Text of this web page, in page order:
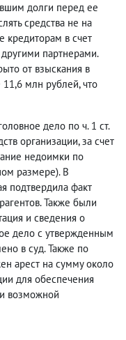
долги перед ее
средства не на
кредиторам в счет
партнерами.
от взыскания в
млн рублей, что
дело по ч. 1 ст.
организации, за счет
недоимки по
размере). В
подтвердила факт
Также были
и сведения о
дело с утвержденным
в суд. Также по
арест на сумму около
для обеспечения
возможной